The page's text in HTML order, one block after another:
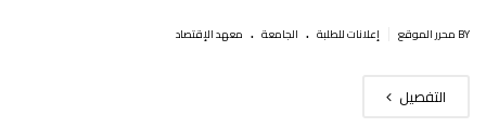
BY محرر الموقع إعلانات للطلبة . الجامعة . معهد الإقتصاد
التفصيل